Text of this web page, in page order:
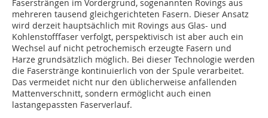
Fasersträngen im Vordergrund, sogenannten Rovings aus
mehreren tausend gleichgerichteten Fasern. Dieser Ansatz
wird derzeit hauptsächlich mit Rovings aus Glas- und
Kohlenstofffaser verfolgt, perspektivisch ist aber auch ein
Wechsel auf nicht petrochemisch erzeugte Fasern und
Harze grundsätzlich möglich. Bei dieser Technologie werden
die Faserstränge kontinuierlich von der Spule verarbeitet.
Das vermeidet nicht nur den üblicherweise anfallenden
Mattenverschnitt, sondern ermöglicht auch einen
lastangepassten Faserverlauf.